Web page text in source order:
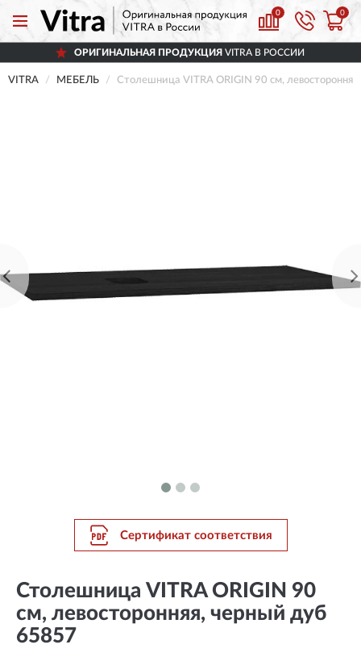
0 0
ОРИГИНАЛЬНАЯ ПРОДУКЦИЯ VITRA В РОССИИ
VITRA МЕБЕЛЬ Столешница VITRA ORIGIN 90 см,
Сертификат соответствия
Столешница VITRA ORIGIN 90
см, левосторонняя, черный дуб
65857